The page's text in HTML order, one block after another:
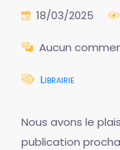
18/03/2025
Aucun
Librairie
Nous avons le
publication